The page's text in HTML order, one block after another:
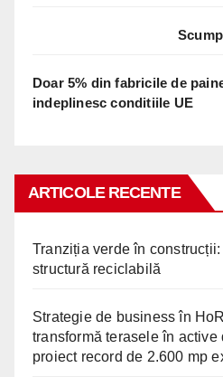
Doar 5% din fabricile de
indeplinesc conditiile UE
ARTICOLE RECENTE
Tranziția verde în
structură reciclabilă
Strategie de business în
transformă terasele în active
proiect record de 2.600 mp